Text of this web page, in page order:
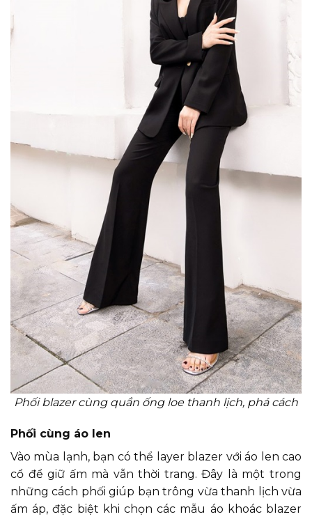
Phối blazer cùng quần ống loe thanh lịch, phá cách
Phối cùng áo len
Vào mùa lạnh, bạn có thể layer blazer với áo len cao
cổ để giữ ấm mà vẫn thời trang. Đây là một trong
những cách phối giúp bạn trông vừa thanh lịch vừa
ấm áp, đặc biệt khi chọn các mẫu áo khoác blazer